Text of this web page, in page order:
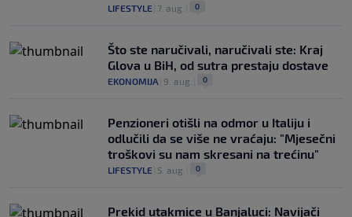
LIFESTYLE 7. aug. 0
Što ste naručivali, naručivali ste: Kraj
Glova u BiH, od sutra prestaju dostave
EKONOMIJA 9. aug. 0
Penzioneri otišli na odmor u Italiju i
odlučili da se više ne vraćaju: "Mjesečni
troškovi su nam skresani na trećinu"
LIFESTYLE 5. aug. 0
Prekid utakmice u Banjaluci: Navijači